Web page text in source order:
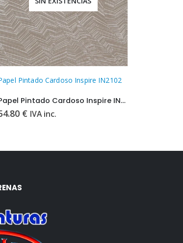
Pintado Cardoso Inspire IN6101
Papel Pintado Cardoso Inspire IN6101
€ IVA inc.